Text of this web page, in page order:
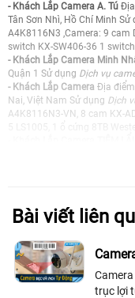
- Khách Lắp Camera A. Tú
Tân Sơn Nhì, Hồ Chí Minh Sử
A4K8116N3 ,Camera: 9 cam
switch KX-SW406-36 1
- Khách Lắp Camera Minh
Quận 1 Sử dụng Dịch vụ
- Khách Lắp Camera Địa
Nai, Việt Nam Sử dụng Dịch
A4K8116N3-VN, 8 cam KX-
Quốc Thảo,P.Nhiêu
Camera Analog Dahua DH-
- Khách Lắp Camera Lầu 3,
2 KX-AD2111CN-A-VN, 2 bộ
- Khách Lắp Camera Pham
Ấp Tam Đông 2, X. Đông
01 DS-7616NXI-K1,
Bài viết liên
trục lợi